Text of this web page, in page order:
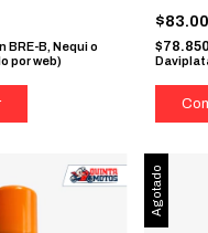
BRE-B, Nequi o
por web)
$78.850
Agotado